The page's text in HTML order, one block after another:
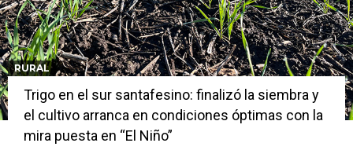
RURAL
Trigo en el sur santafesino: finalizó la siembra y
el cultivo arranca en condiciones óptimas con la
mira puesta en “El Niño”